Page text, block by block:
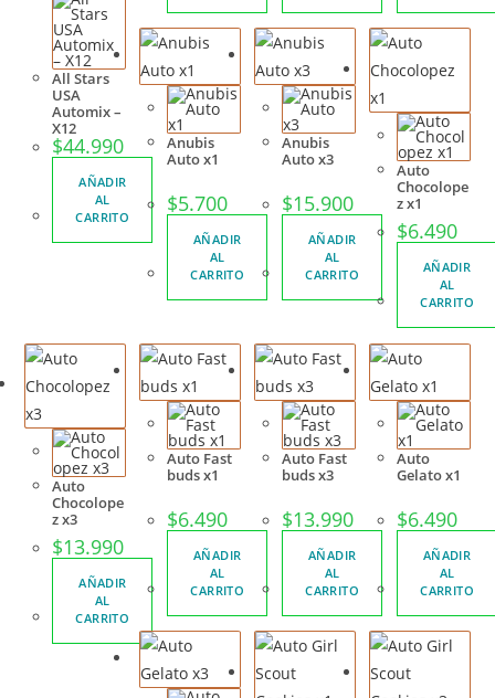
All Stars
USA
Automix –
X12
$44.990
AÑADIR
AL
CARRITO
Anubis
Auto x1
$5.700
AÑADIR
AL
CARRITO
Anubis
Auto x3
$15.900
AÑADIR
AL
CARRITO
Auto
Chocolope
z x1
$6.490
AÑADIR
AL
CARRITO
Auto
Chocolope
z x3
$13.990
AÑADIR
AL
CARRITO
Auto Fast
buds x1
$6.490
AÑADIR
AL
CARRITO
Auto Fast
buds x3
$13.990
AÑADIR
AL
CARRITO
Auto
Gelato x1
$6.490
AÑADIR
AL
CARRITO